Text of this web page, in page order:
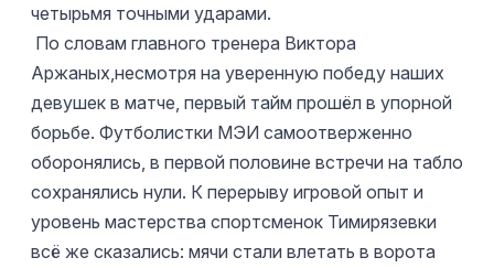
четырьмя точными ударами.
По словам главного тренера Виктора
Аржаных,несмотря на уверенную победу наших
девушек в матче, первый тайм прошёл в упорной
борьбе. Футболистки МЭИ самоотверженно
оборонялись, в первой половине встречи на табло
сохранялись нули. К перерыву игровой опыт и
уровень мастерства спортсменок Тимирязевки
всё же сказались: мячи стали влетать в ворота